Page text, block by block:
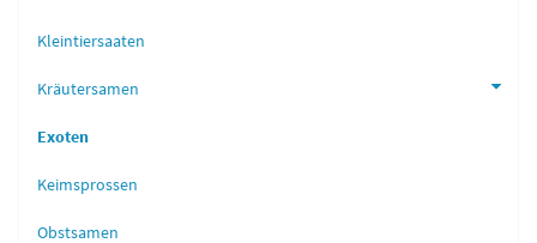
Kleintiersaaten
Kräutersamen
Exoten
Keimsprossen
Obstsamen